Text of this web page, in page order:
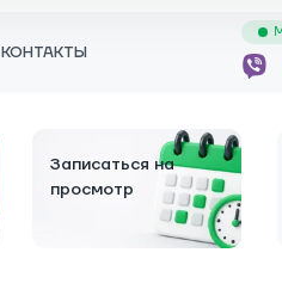
КОНТАКТЫ
Записаться на
просмотр